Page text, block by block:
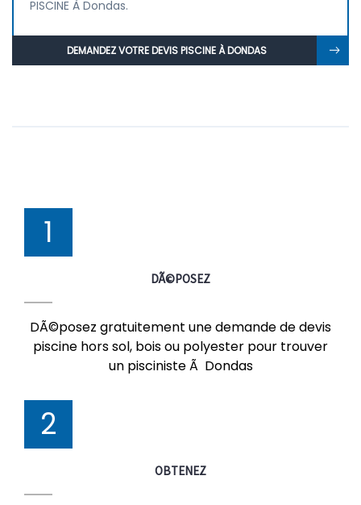
PISCINE À Dondas.
DEMANDEZ VOTRE DEVIS PISCINE À DONDAS
1
DÃ©POSEZ
DÃ©posez gratuitement une demande de devis
piscine hors sol, bois ou polyester pour trouver
un pisciniste Ã Dondas
2
OBTENEZ